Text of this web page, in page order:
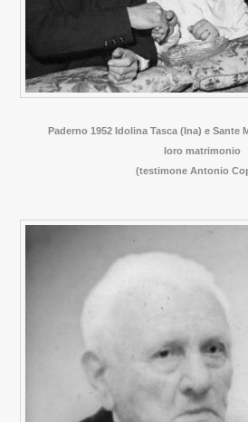
Paderno 1952 Idolina Tasca (Ina) e
loro matrimonio
(testimone Antonio